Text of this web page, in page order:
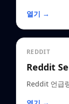
열기 →
REDDIT
Reddit
Reddit 언급